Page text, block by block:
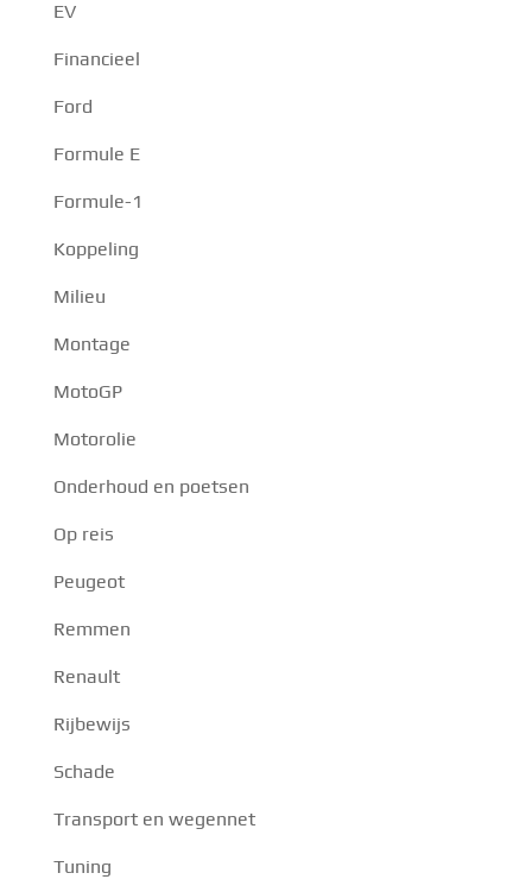
EV
Financieel
Ford
Formule E
Formule-1
Koppeling
Milieu
Montage
MotoGP
Motorolie
Onderhoud en poetsen
Op reis
Peugeot
Remmen
Renault
Rijbewijs
Schade
Transport en wegennet
Tuning